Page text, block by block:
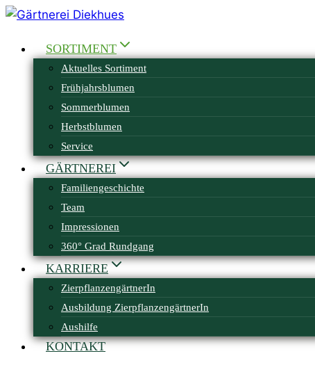
Zum
springenSORTIMENT
Aktuelles Sortiment
Frühjahrsblumen
Sommerblumen
Herbstblumen
Service
GÄRTNEREI
Familiengeschichte
Team
Impressionen
360° Grad Rundgang
KARRIERE
ZierpflanzengärtnerIn
Ausbildung ZierpflanzengärtnerIn
Aushilfe
KONTAKT